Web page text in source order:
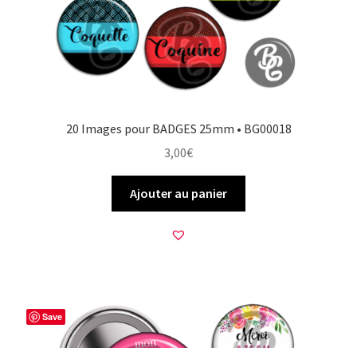
20 Images pour BADGES 25mm • BG00018
3,00€
Ajouter au panier
Save